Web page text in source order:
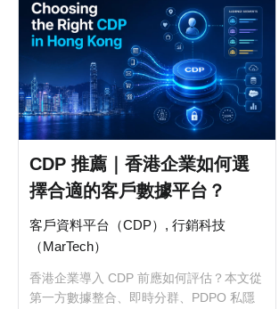
CDP 推薦｜香港企業如何選
擇合適的客戶數據平台？
客戶資料平台（CDP）, 行銷科技
（MarTech）
香港企業導入 CDP 前應如何評估？本文從
第一方數據整合、即時分群、PDPO 私隱